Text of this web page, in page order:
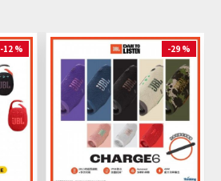
-12 % -29 %